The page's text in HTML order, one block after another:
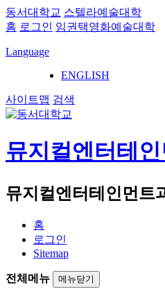
동서대학교 스텔라예술대학
홈 로그인 임권택영화예술대학
Language
ENGLISH
사이트맵 검색
뮤지컬엔터테
뮤지컬엔터테인먼트
홈
로그인
Sitemap
전체메뉴 메뉴닫기